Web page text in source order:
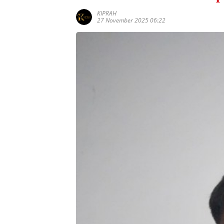
KIPRAH
27 November 2025 06:22